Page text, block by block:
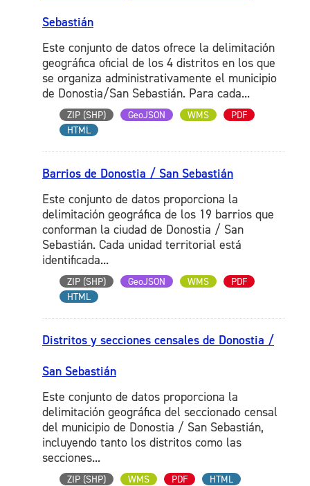
Sebastián
Este conjunto de datos ofrece la delimitación
geográfica oficial de los 4 distritos en los que
se organiza administrativamente el municipio
de Donostia/San Sebastián. Para cada...
ZIP (SHP) GeoJSON WMS
PDF
HTML
Barrios de Donostia / San Sebastián
Este conjunto de datos proporciona la
delimitación geográfica de los 19 barrios que
conforman la ciudad de Donostia / San
Sebastián. Cada unidad territorial está
identificada...
ZIP (SHP) GeoJSON WMS
PDF
HTML
Distritos y secciones censales de Donostia /
San Sebastián
Este conjunto de datos proporciona la
delimitación geográfica del seccionado censal
del municipio de Donostia / San Sebastián,
incluyendo tanto los distritos como las
secciones...
ZIP (SHP) WMS PDF HTML